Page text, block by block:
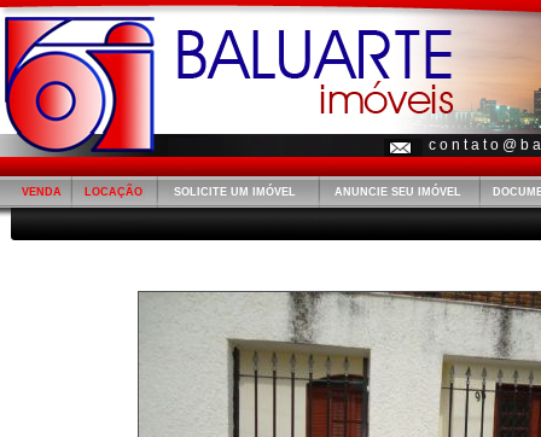
c o n t a t o @ b
VENDA LOCAÇÃO SOLICITE UM IMÓVEL ANUNCIE SEU IMÓVEL